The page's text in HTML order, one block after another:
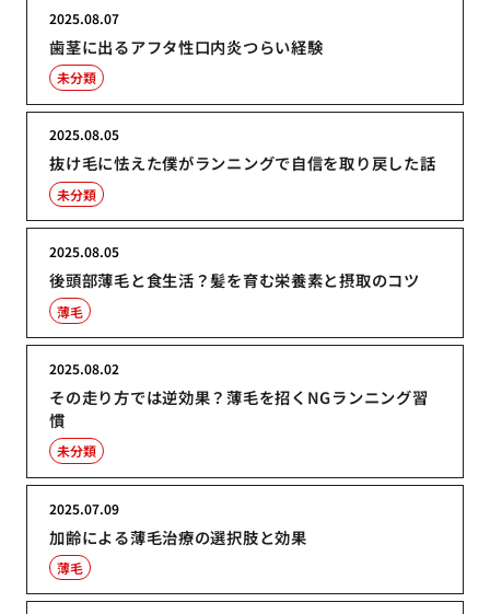
歯茎に出るアフタ性口内炎つらい経験
2025.08.07
未分類
抜け毛に怯えた僕がランニングで自信を取り戻した話
2025.08.05
未分類
後頭部薄毛と食生活？髪を育む栄養素と摂取のコツ
2025.08.05
薄毛
その走り方では逆効果？薄毛を招くNGランニング習
慣
2025.08.02
未分類
加齢による薄毛治療の選択肢と効果
2025.07.09
薄毛